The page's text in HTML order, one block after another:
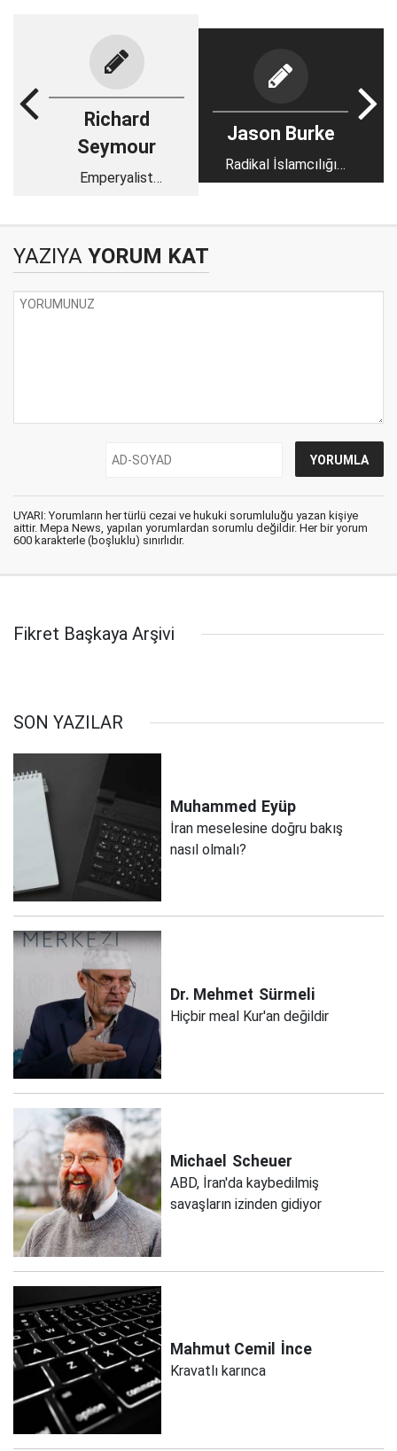
Richard
Seymour
Emperyalist
Jason Burke
Radikal İslamcılığı
yeniden düşünmek
YAZIYA YORUM KAT
UYARI: Yorumların her türlü cezai ve hukuki sorumluluğu yazan kişiye
aittir. Mepa News, yapılan yorumlardan sorumlu değildir. Her bir yorum
600 karakterle (boşluklu) sınırlıdır.
Fikret Başkaya Arşivi
SON YAZILAR
Muhammed Eyüp
İran meselesine doğru bakış
nasıl olmalı?
Dr. Mehmet Sürmeli
Hiçbir meal Kur'an değildir
Michael Scheuer
ABD, İran'da kaybedilmiş
savaşların izinden gidiyor
Mahmut Cemil İnce
Kravatlı karınca